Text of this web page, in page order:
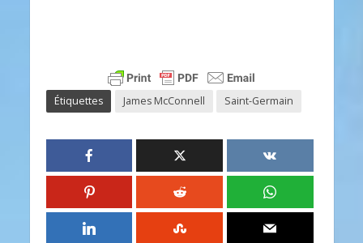
Étiquettes James McConnell Saint-Germain